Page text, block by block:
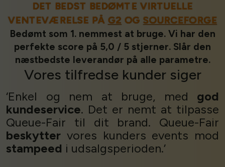
DET BEDST BEDØMTE VIRTUELLE
VENTEVÆRELSE PÅ G2 OG SOURCEFORGE
Bedømt som 1. nemmest at bruge. Vi har den
perfekte score på 5,0 / 5 stjerner. Slår den
næstbedste leverandør på alle parametre.
Vores tilfredse kunder siger
‘Enkel og nem at bruge, med god
kundeservice. Det er nemt at tilpasse
Queue-Fair til dit brand. Queue-Fair
beskytter vores kunders events mod
stampeed i udsalgsperioden.’